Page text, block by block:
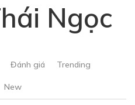
Ngọc
Đánh giá Trending
New